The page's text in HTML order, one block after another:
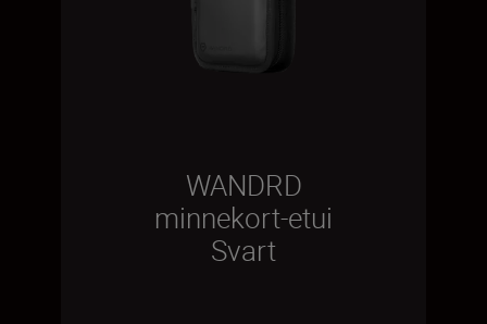
WANDRD
minnekort-etui
Svart